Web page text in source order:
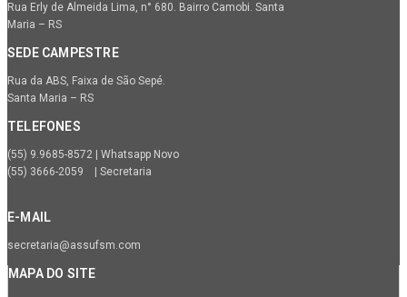
Rua Erly de Almeida Lima, n° 680. Bairro Camobi. Santa
Maria – RS
SEDE CAMPESTRE
Rua da ABS, Faixa de São Sepé.
Santa Maria – RS
TELEFONES
(55) 9.9685-8572 | Whatsapp Novo
(55) 3666-2059 | Secretaria
E-MAIL
secretaria@assufsm.com
MAPA DO SITE